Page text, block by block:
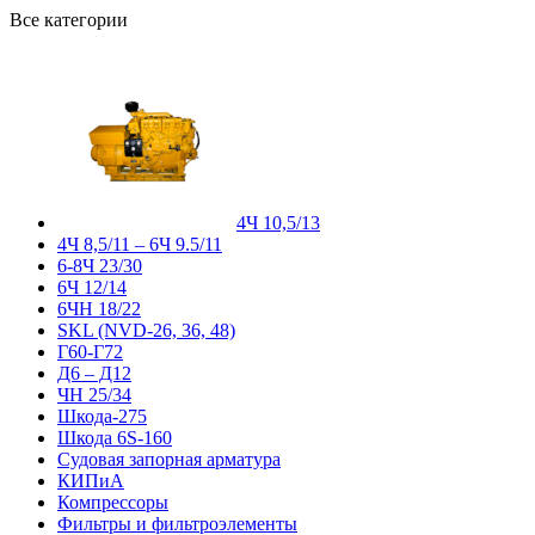
Все категории
4Ч 10,5/13
4Ч 8,5/11 – 6Ч 9.5/11
6-8Ч 23/30
6Ч 12/14
6ЧН 18/22
SKL (NVD-26, 36, 48)
Г60-Г72
Д6 – Д12
ЧН 25/34
Шкода-275
Шкода 6S-160
Судовая запорная арматура
КИПиА
Компрессоры
Фильтры и фильтроэлементы